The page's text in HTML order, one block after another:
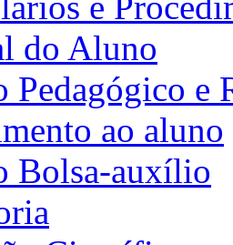
do Aluno
Pedagógico e
ao aluno
Bolsa-auxílio